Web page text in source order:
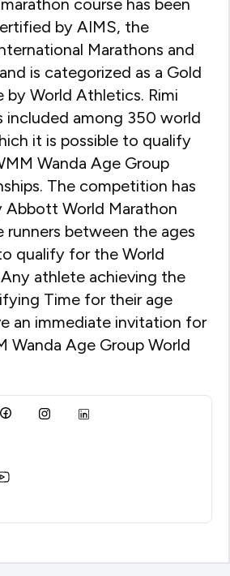
course has been
by AIMS, the
Marathons and
is categorized as a Gold
by World Athletics. Rimi
included among 350 world
it is possible to qualify
Wanda Age Group
The competition has
Abbott World Marathon
runners between the ages
qualify for the World
athlete achieving the
Time for their age
an immediate invitation for
Wanda Age Group World